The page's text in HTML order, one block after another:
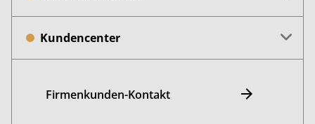
Kundencenter
Firmenkunden-Kontakt